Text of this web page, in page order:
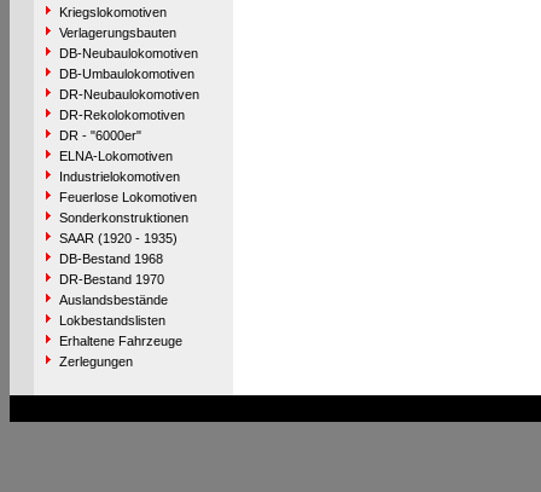
Kriegslokomotiven
Verlagerungsbauten
DB-Neubaulokomotiven
DB-Umbaulokomotiven
DR-Neubaulokomotiven
DR-Rekolokomotiven
DR - "6000er"
ELNA-Lokomotiven
Industrielokomotiven
Feuerlose Lokomotiven
Sonderkonstruktionen
SAAR (1920 - 1935)
DB-Bestand 1968
DR-Bestand 1970
Auslandsbestände
Lokbestandslisten
Erhaltene Fahrzeuge
Zerlegungen